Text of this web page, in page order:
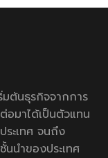
ต้นธุรกิจจากการ
มาได้เป็นตัวแทน
ะเทศ จนถึง
นำของประเทศ